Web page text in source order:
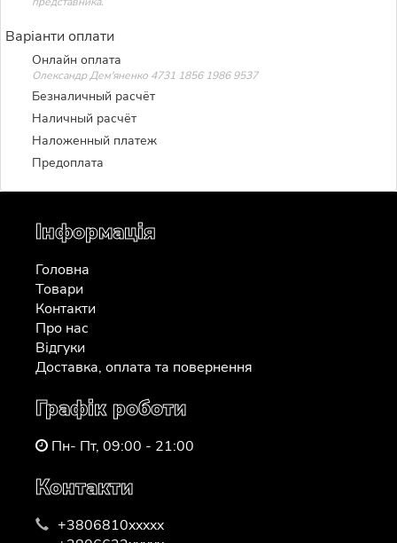
Варіанти оплати
Онлайн оплата
Олександр Дем'яненко 4731 1856 1986 9537
Безналичный расчёт
Наличный расчёт
Наложенный платеж
Предоплата
Інформація
Головна
Товари
Контакти
Про нас
Відгуки
Доставка, оплата та повернення
Графік роботи
Пн- Пт, 09:00 - 21:00
Контакти
+3806810xxxxx